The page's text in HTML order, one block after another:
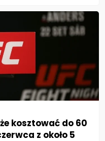
kosztować do 60
z około 5